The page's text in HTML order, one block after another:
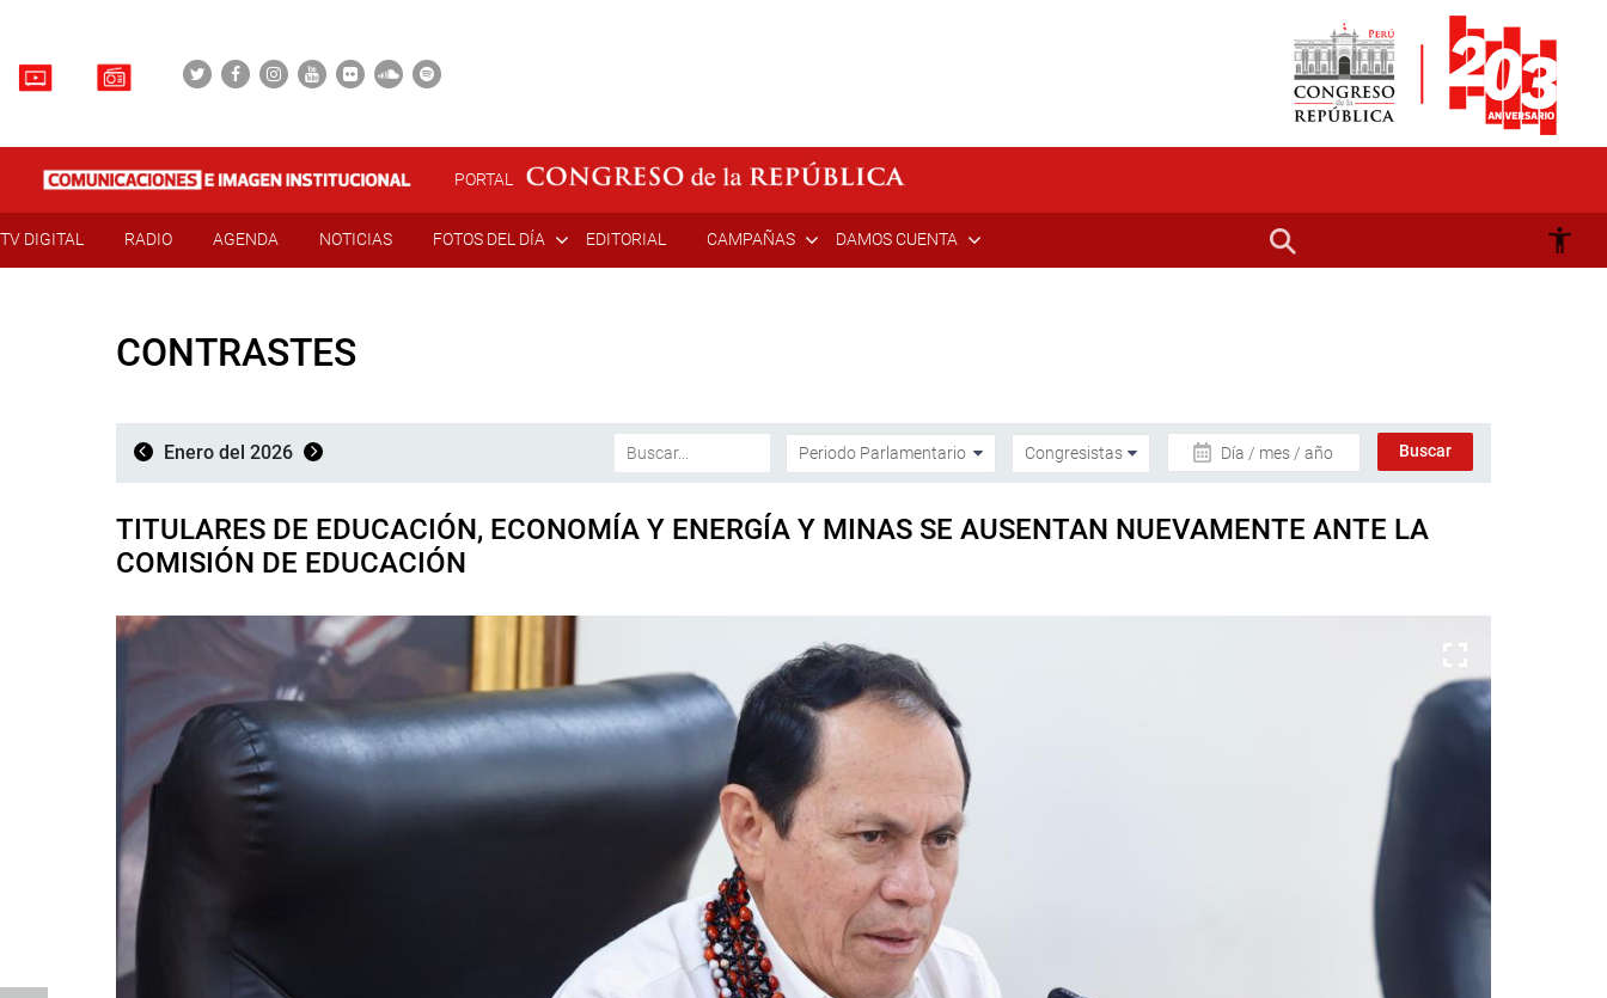
PORTAL
TV DIGITAL RADIO AGENDA NOTICIAS FOTOS DEL DÍA EDITORIAL CAMPAÑAS DAMOS CUENTA
CONTRASTES
Enero del 2026 Día / mes / año
TITULARES DE EDUCACIÓN, ECONOMÍA Y ENERGÍA Y MINAS SE AUSENTAN NUEVAMENTE ANTE LA
COMISIÓN DE EDUCACIÓN